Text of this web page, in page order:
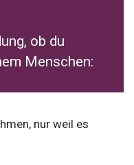
ob du
Menschen:
nur weil es